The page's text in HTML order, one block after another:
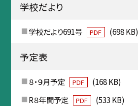
学校だより
学校だより691号 PDF (698 KB)
予定表
８・９月予定 PDF
(168 KB)
R８年間予定
PDF (533 KB)